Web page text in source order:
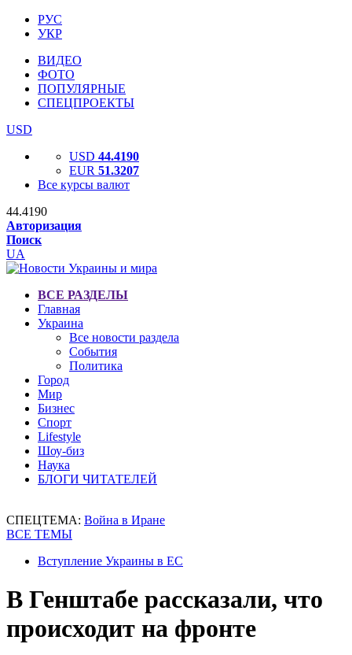
РУС
УКР
ВИДЕО
ФОТО
ПОПУЛЯРНЫЕ
СПЕЦПРОЕКТЫ
USD
USD 44.4190
EUR 51.3207
Все курсы валют
44.4190
Авторизация
Поиск
UA
ВСЕ РАЗДЕЛЫ
Главная
Украина
Все новости раздела
События
Политика
Город
Мир
Бизнес
Спорт
Lifestyle
Шоу-биз
Наука
БЛОГИ ЧИТАТЕЛЕЙ
СПЕЦТЕМА: Война в Иране
ВСЕ ТЕМЫ
Вступление Украины в ЕС
В Генштабе рассказали, что
происходит на фронте